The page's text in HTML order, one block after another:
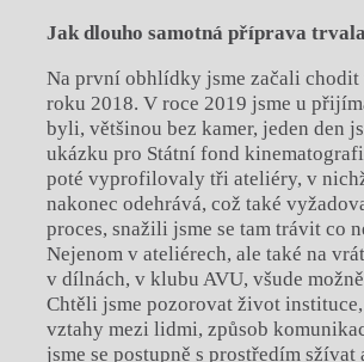
Jak dlouho samotná příprava
Na první obhlídky jsme začali chodit
roku 2018. V roce 2019 jsme u
byli, většinou bez kamer, jeden den
ukázku pro Státní fond
poté vyprofilovaly tři ateliéry, v
nakonec odehrává, což také
proces, snažili jsme se tam trávit co
Nejenom v ateliérech, ale také na
v dílnách, v klubu AVU, všude
Chtěli jsme pozorovat život
vztahy mezi lidmi, způsob
jsme se postupně s prostředím sžívat